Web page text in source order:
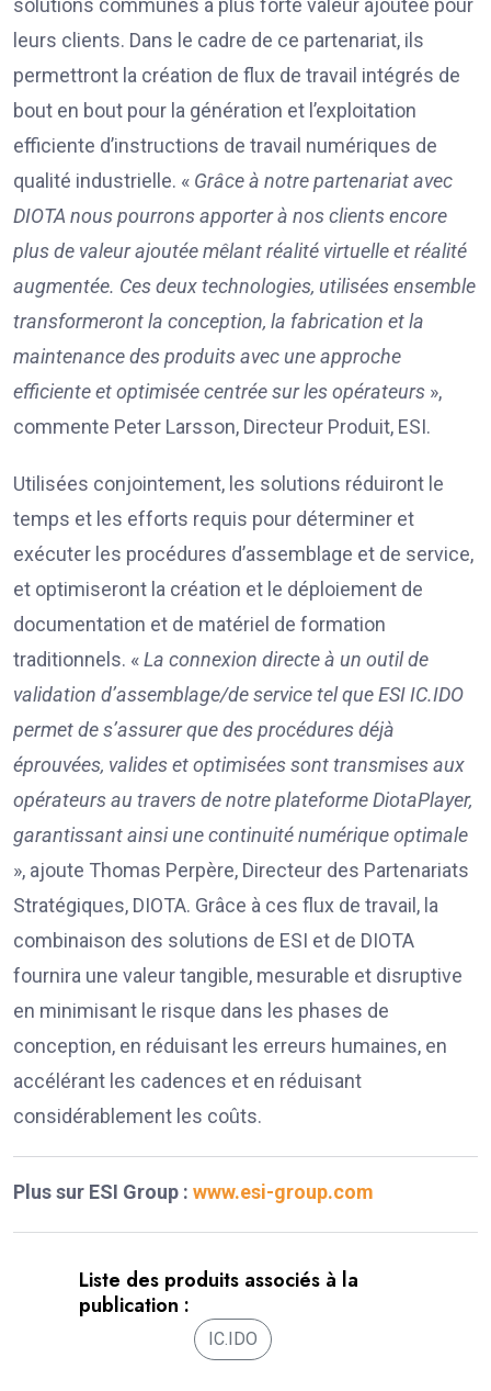
leurs clients. Dans le cadre de ce partenariat, ils
permettront la création de flux de travail intégrés de
bout en bout pour la génération et l’exploitation
efficiente d’instructions de travail numériques de
qualité industrielle. « Grâce à notre partenariat avec
DIOTA nous pourrons apporter à nos clients encore
plus de valeur ajoutée mêlant réalité virtuelle et réalité
augmentée. Ces deux technologies, utilisées ensemble
transformeront la conception, la fabrication et la
maintenance des produits avec une approche
efficiente et optimisée centrée sur les opérateurs »,
commente Peter Larsson, Directeur Produit, ESI.
Utilisées conjointement, les solutions réduiront le
temps et les efforts requis pour déterminer et
exécuter les procédures d’assemblage et de service,
et optimiseront la création et le déploiement de
documentation et de matériel de formation
traditionnels. «La connexion directe à un outil de
validation d’assemblage/de service tel que ESI IC.IDO
permet de s’assurer que des procédures déjà
éprouvées, valides et optimisées sont transmises aux
opérateurs au travers de notre plateforme DiotaPlayer,
garantissant ainsi une continuité numérique optimale
», ajoute Thomas Perpère, Directeur des Partenariats
Stratégiques, DIOTA. Grâce à ces flux de travail, la
combinaison des solutions de ESI et de DIOTA
fournira une valeur tangible, mesurable et disruptive
en minimisant le risque dans les phases de
conception, en réduisant les erreurs humaines, en
accélérant les cadences et en réduisant
considérablement les coûts.
Plus sur ESI Group : www.esi-group.com
Liste des produits associés à la
publication :
IC.IDO